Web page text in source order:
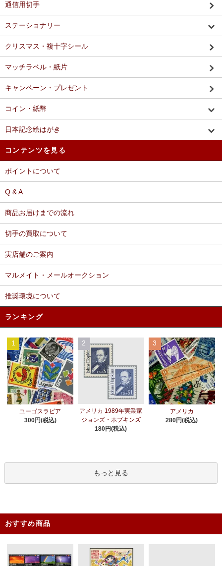
通信用切手
ステーショナリー
クリスマス・複十字シール
マッチラベル・紙片
キャンペーン・プレゼント
コイン・紙幣
日本記念絵はがき
コンテンツを見る
ポイントについて
Q & A
商品お届けまでの流れ
切手の買取について
実店舗のご案内
マルメイト・メールオークション
推奨環境について
ランキング
1
ユーゴスラビア
300円(税込)
2
アメリカ 1989年実業家
ジョンズ・ホプキンズ
180円(税込)
3
アメリカ
280円(税込)
もっと見る
おすすめ商品